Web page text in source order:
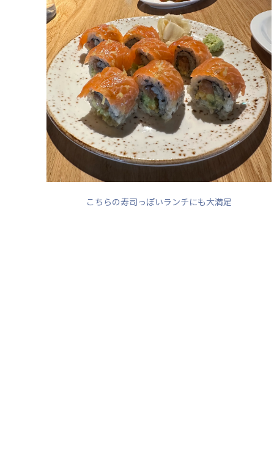
こちらの寿司っぽいランチにも大満足